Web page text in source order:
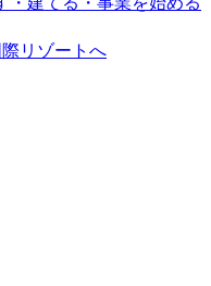
リゾートへ